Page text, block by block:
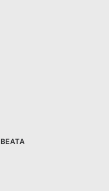
BEATA